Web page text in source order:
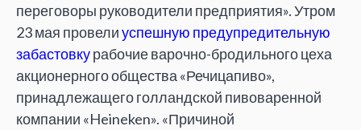
переговоры руководители предприятия». Утром
23 мая провелиуспешную предупредительную
забастовкурабочие варочно-бродильного цеха
акционерного общества «Речицапиво»,
принадлежащего голландской пивоваренной
компании «Heineken». «Причиной